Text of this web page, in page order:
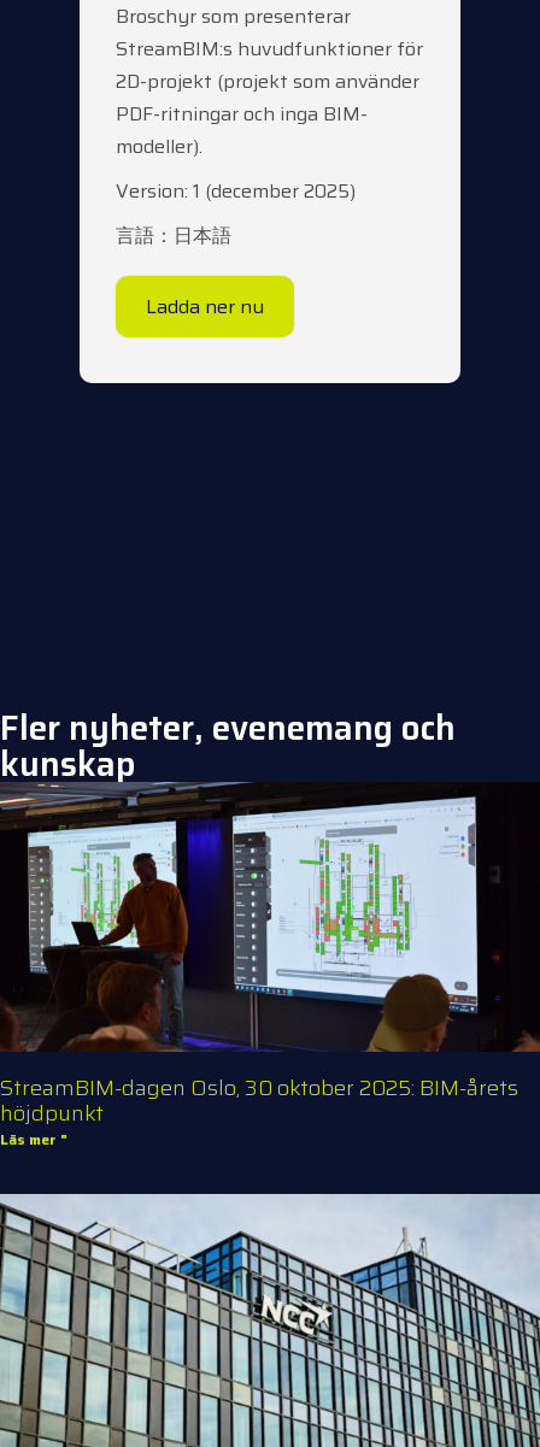
Broschyr som presenterar
StreamBIM:s huvudfunktioner för
2D-projekt (projekt som använder
PDF-ritningar och inga BIM-
modeller).
Version: 1 (december 2025)
言語：日本語
Ladda ner nu
Fler nyheter, evenemang och
kunskap
StreamBIM-dagen Oslo, 30 oktober 2025: BIM-årets
höjdpunkt
Läs mer "